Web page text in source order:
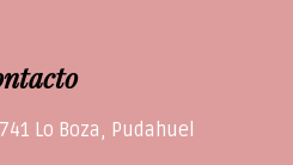
Lo Boza, Pudahuel